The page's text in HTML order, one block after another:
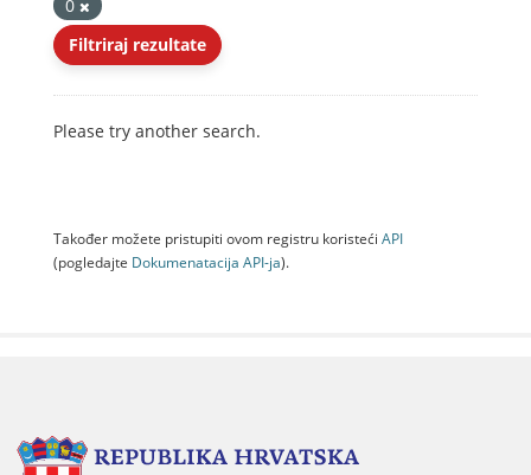
0
Filtriraj rezultate
Please try another search.
Također možete pristupiti ovom registru koristeći API
(pogledajte Dokumenаtаcijа API-jа).